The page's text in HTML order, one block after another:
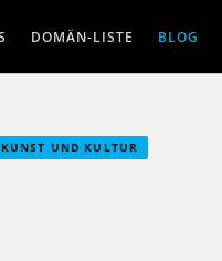
DOMÄN-LISTE BLOG
KUNST UND KULTUR